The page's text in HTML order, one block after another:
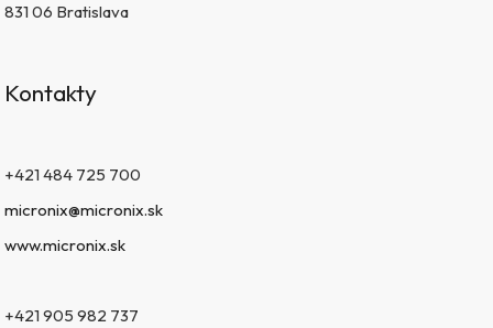
831 06 Bratislava
Kontakty
+421 484 725 700
micronix@micronix.sk
www.micronix.sk
+421 905 982 737